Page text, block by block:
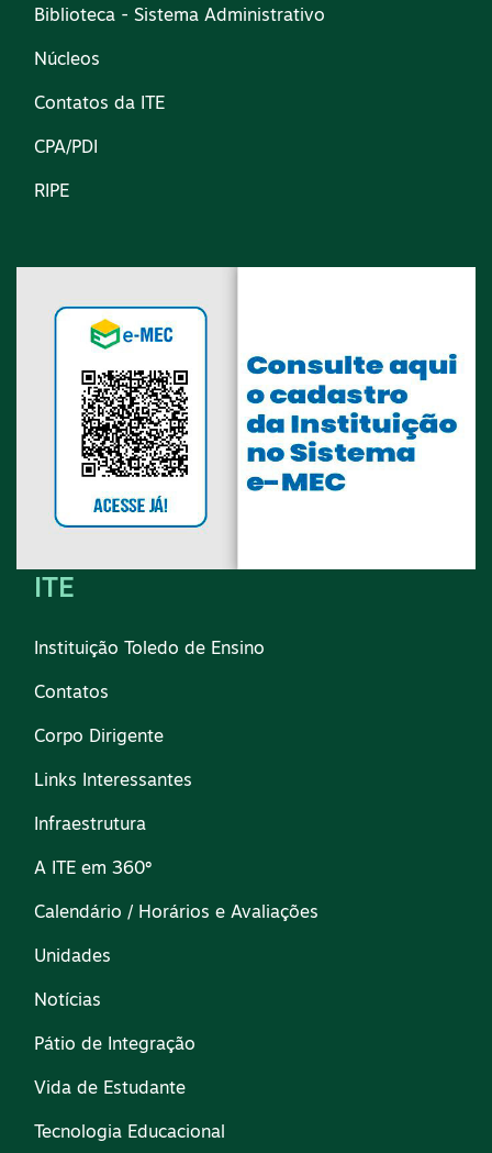
Biblioteca - Sistema Administrativo
Núcleos
Contatos da ITE
CPA/PDI
RIPE
ITE
Instituição Toledo de Ensino
Contatos
Corpo Dirigente
Links Interessantes
Infraestrutura
A ITE em 360º
Calendário / Horários e Avaliações
Unidades
Notícias
Pátio de Integração
Vida de Estudante
Tecnologia Educacional